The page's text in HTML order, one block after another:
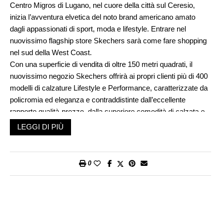
Centro Migros di Lugano, nel cuore della città sul Ceresio,
inizia l’avventura elvetica del noto brand americano amato
dagli appassionati di sport, moda e lifestyle. Entrare nel
nuovissimo flagship store Skechers sarà come fare shopping
nel sud della West Coast.
Con una superficie di vendita di oltre 150 metri quadrati, il
nuovissimo negozio Skechers offrirà ai propri clienti più di 400
modelli di calzature Lifestyle e Performance, caratterizzate da
policromia ed eleganza e contraddistinte dall’eccellente
rapporto qualità-prezzo, dalla superiore comodità di calzata e
da una straordinaria leggerezza. Il negozio proporrà un
versatile assortimento per donna, uomo e bambino, che
del Centro Migros di Lugano rappresenta la prima apertura di
LEGGI DI PIÙ
0